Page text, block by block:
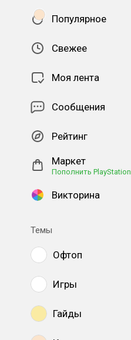
Популярное
Свежее
Моя лента
Сообщения
Рейтинг
Маркет
Пополнить PlayStation
Викторина
Темы
Офтоп
Игры
Гайды